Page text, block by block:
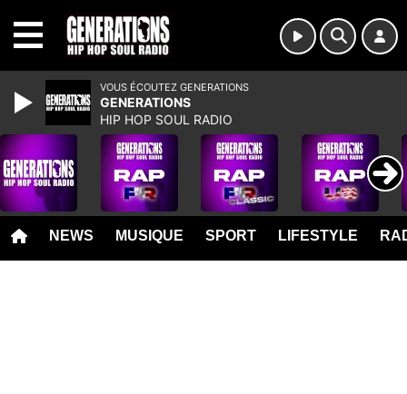
NEWS MUSIQUE SPORT LIFESTYLE
VOUS ÉCOUTEZ GENERATIONS
GENERATIONS
HIP HOP SOUL RADIO